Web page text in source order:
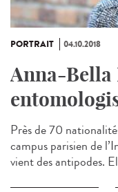
PORTRAIT 04.10.2018
Anna-
Près de 70
campus parisien de
vient des antipodes.